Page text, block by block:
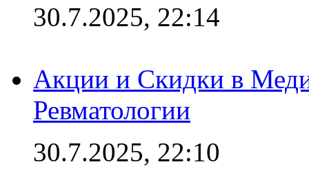
30.7.2025, 22:14
Акции и Скидки в
Ревматологии
30.7.2025, 22:10